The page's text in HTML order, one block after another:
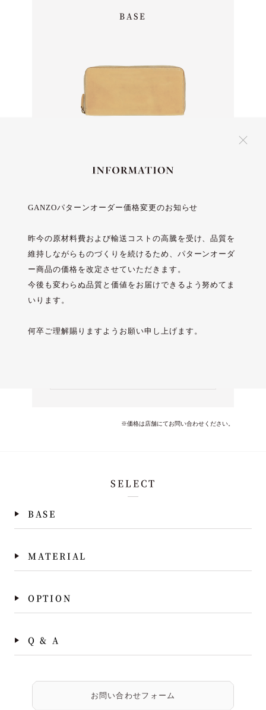
BASE
※価格は店舗にてお問い合わせください。
SELECT
BASE
MATERIAL
OPTION
Q & A
お問い合わせフォーム
GANZOパターンオーダー価格変更のお知らせ
昨今の原材料費および輸送コストの高騰を受け、品質を
維持しながらものづくりを続けるため、パターンオーダ
ー商品の価格を改定させていただきます。
今後も変わらぬ品質と価値をお届けできるよう努めてま
いります。
何卒ご理解賜りますようお願い申し上げます。